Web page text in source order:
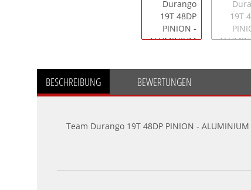
BESCHREIBUNG BEWERTUNGEN
Team Durango 19T 48DP PINION -